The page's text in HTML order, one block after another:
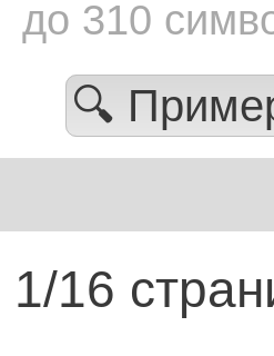
до 310
🔍
1/16